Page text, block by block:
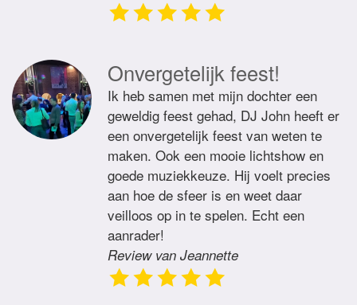
Onvergetelijk feest!
Ik heb samen met mijn dochter een
geweldig feest gehad, DJ John heeft er
een onvergetelijk feest van weten te
maken. Ook een mooie lichtshow en
goede muziekkeuze. Hij voelt precies
aan hoe de sfeer is en weet daar
veilloos op in te spelen. Echt een
aanrader!
Review van Jeannette